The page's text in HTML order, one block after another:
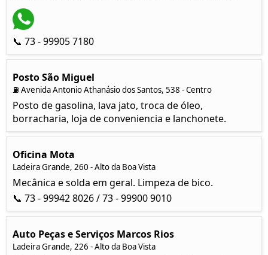
📞 73 - 99905 7180
Posto São Miguel
⛽ Avenida Antonio Athanásio dos Santos, 538 - Centro
Posto de gasolina, lava jato, troca de óleo,
borracharia, loja de conveniencia e lanchonete.
Oficina Mota
Ladeira Grande, 260 - Alto da Boa Vista
Mecânica e solda em geral. Limpeza de bico.
📞 73 - 99942 8026 / 73 - 99900 9010
Auto Peças e Serviços Marcos Rios
Ladeira Grande, 226 - Alto da Boa Vista